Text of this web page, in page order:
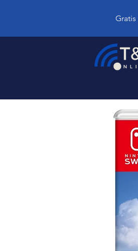
Gratis